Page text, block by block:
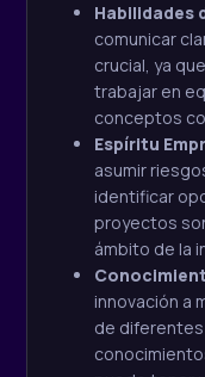
Habilidades
comunicar
crucial, ya
trabajar en
conceptos
Espíritu
asumir
identificar
proyectos
ámbito de la
innovación a
de diferentes